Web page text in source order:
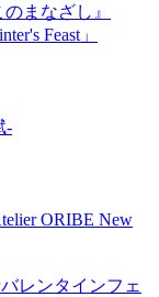
まなざし』
Feast」
-
ORIBE New
レンタインフェ